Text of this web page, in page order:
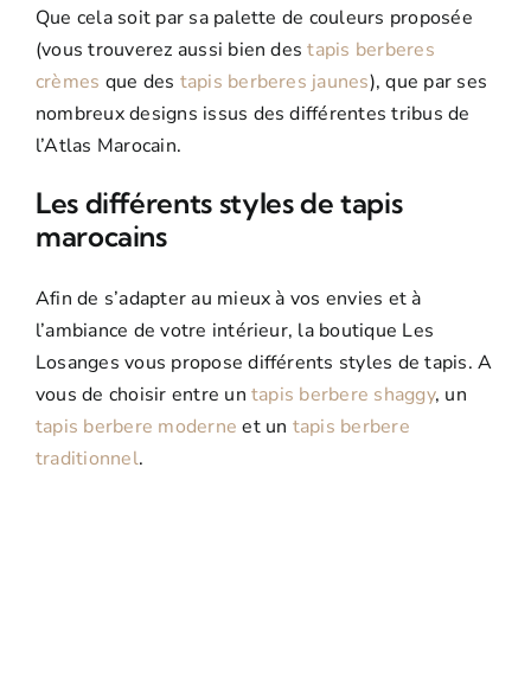
Que cela soit par sa palette de couleurs proposée
(vous trouverez aussi bien destapis berberes
crèmes que des tapis berberes jaunes), que par ses
nombreux designs issus des différentes tribus de
l’Atlas Marocain.
Les différents styles de tapis
marocains
Afin de s’adapter au mieux à vos envies et à
l’ambiance de votre intérieur, la boutique Les
Losanges vous propose différents styles de tapis. A
vous de choisir entre un tapis berbere shaggy, un
tapis berbere moderne et un tapis berbere
traditionnel.